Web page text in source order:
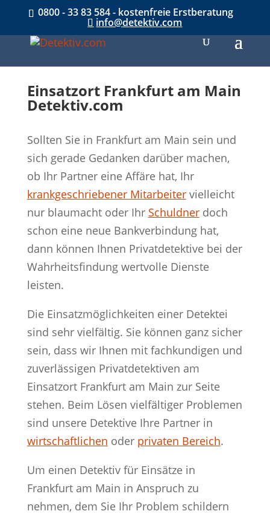
0800 - 33 83 584 - kostenfreie Erstberatung
info@detektiv.com
Einsatzort Frankfurt am Main
Detektiv.com
Sollten Sie in Frankfurt am Main sein und
sich gerade Gedanken darüber machen,
ob Ihr Partner eine Affäre hat, Ihr
krankgeschriebener Mitarbeitervielleicht
nur blaumacht oder Ihr Schuldnerdoch
schon eine neue Bankverbindung hat,
dann können Ihnen Privatdetektive bei der
Wahrheitsfindung wertvolle Dienste
leisten.
Die Einsatzmöglichkeiten einer Detektei
sind sehr vielfältig. Sie können ganz sicher
sein, dass wir Ihnen mit fachkundigen und
zuverlässigen Privatdetektiven am
Einsatzort Frankfurt am Main zur Seite
stehen. Beim Lösen vielfältiger Problemen
sind unsere Detektive Ihre Partner in
wirtschaftlichen oder privaten Bereich.
Um einen Detektiv für Einsätze in
Frankfurt am Main in Anspruch zu
nehmen, dem Sie Ihr Problem schildern